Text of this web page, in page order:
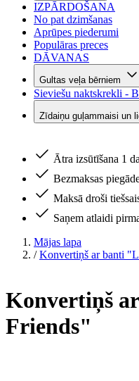
IZPĀRDOŠANA
No pat dzimšanas
Aprūpes piederumi
Populāras preces
DĀVANAS
Gultas veļa bērniem
Sieviešu naktskrekli -
Zīdaiņu guļammaisi un
Ātra izsūtīšana 1
Bezmaksas
Maksā droši
Saņem atlaidi
Mājas lapa
/ Konvertiņš ar banti
Konvertiņš
Friends"